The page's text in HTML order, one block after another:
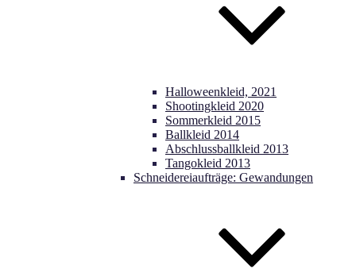
Halloweenkleid, 2021
Shootingkleid 2020
Sommerkleid 2015
Ballkleid 2014
Abschlussballkleid 2013
Tangokleid 2013
Schneidereiaufträge: Gewandungen